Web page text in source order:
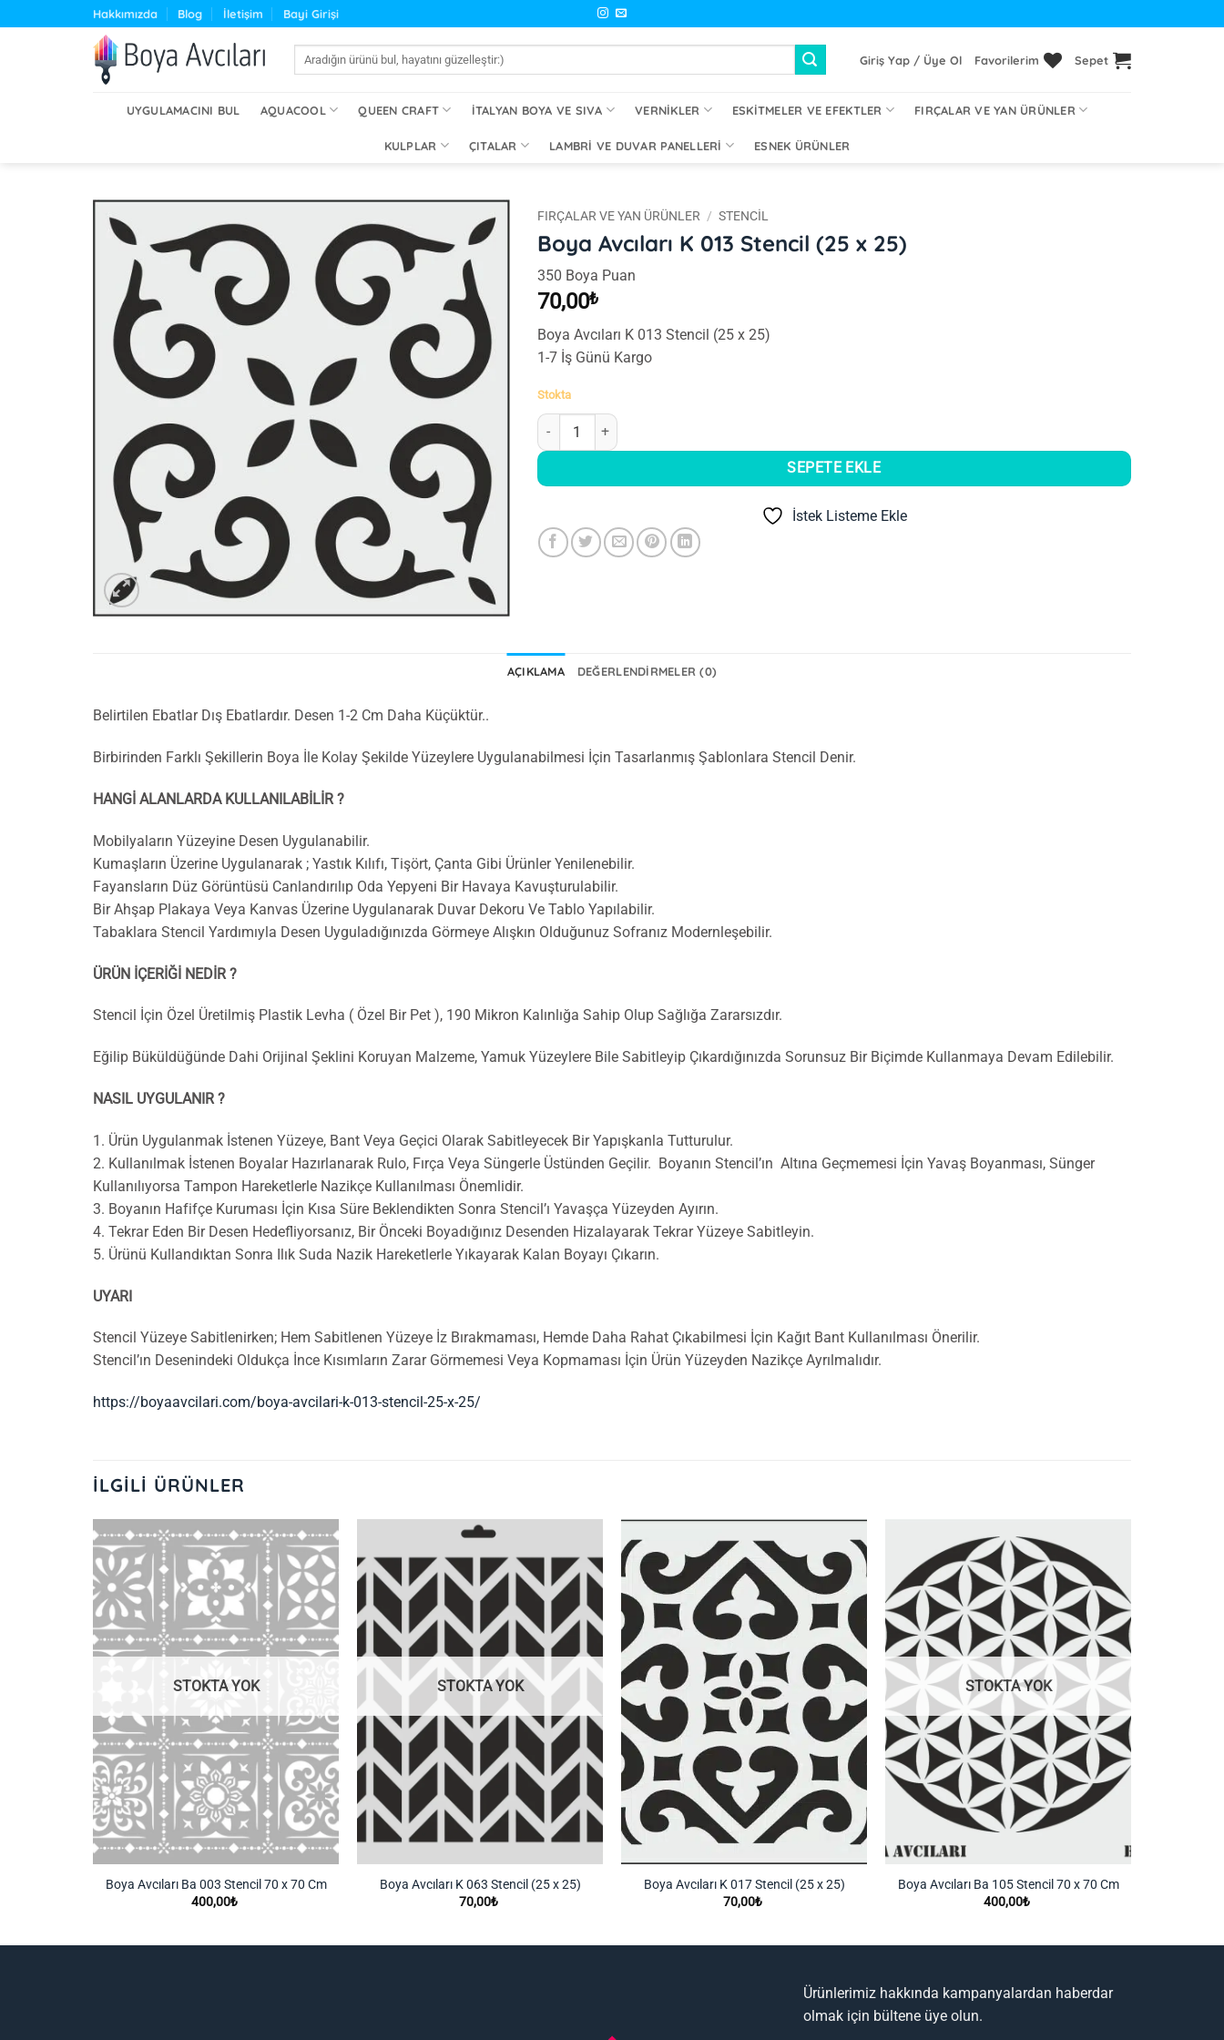
atla
Hakkımızda Blog İletişim Bayi Girişi
Giriş Yap / Üye Ol Favorilerim Sepet
UYGULAMACINI BUL AQUACOOL QUEEN CRAFT İTALYAN BOYA VE SIVA VERNIKLER ESKITMELER VE EFEKTLER FIRÇALAR VE YAN ÜRÜNLER
KULPLAR ÇITALAR LAMBRI VE DUVAR PANELLERI ESNEK ÜRÜNLER
İstek
Listeme
Ekle
FIRÇALAR VE YAN ÜRÜNLER / STENCIL
Boya Avcıları K 013 Stencil (25 x 25)
350 Boya Puan
70,00₺
Boya Avcıları K 013 Stencil (25 x 25)
1-7 İş Günü Kargo
Stokta
Boya Avcıları K 013 Stencil (25 x 25) adet
SEPETE EKLE
İstek Listeme Ekle
AÇIKLAMA DEĞERLENDIRMELER (0)
Belirtilen Ebatlar Dış Ebatlardır. Desen 1-2 Cm Daha Küçüktür..
Birbirinden Farklı Şekillerin Boya İle Kolay Şekilde Yüzeylere Uygulanabilmesi İçin Tasarlanmış Şablonlara Stencil Denir.
HANGİ ALANLARDA KULLANILABİLİR ?
Mobilyaların Yüzeyine Desen Uygulanabilir.
Kumaşların Üzerine Uygulanarak ; Yastık Kılıfı, Tişört, Çanta Gibi Ürünler Yenilenebilir.
Fayansların Düz Görüntüsü Canlandırılıp Oda Yepyeni Bir Havaya Kavuşturulabilir.
Bir Ahşap Plakaya Veya Kanvas Üzerine Uygulanarak Duvar Dekoru Ve Tablo Yapılabilir.
Tabaklara Stencil Yardımıyla Desen Uyguladığınızda Görmeye Alışkın Olduğunuz Sofranız Modernleşebilir.
ÜRÜN İÇERİĞİ NEDİR ?
Stencil İçin Özel Üretilmiş Plastik Levha ( Özel Bir Pet ), 190 Mikron Kalınlığa Sahip Olup Sağlığa Zararsızdır.
Eğilip Büküldüğünde Dahi Orijinal Şeklini Koruyan Malzeme, Yamuk Yüzeylere Bile Sabitleyip Çıkardığınızda Sorunsuz Bir Biçimde Kullanmaya Devam Edilebilir.
NASIL UYGULANIR ?
1. Ürün Uygulanmak İstenen Yüzeye, Bant Veya Geçici Olarak Sabitleyecek Bir Yapışkanla Tutturulur.
2. Kullanılmak İstenen Boyalar Hazırlanarak Rulo, Fırça Veya Süngerle Üstünden Geçilir. Boyanın Stencil’ın Altına Geçmemesi İçin Yavaş Boyanması, Sünger
Kullanılıyorsa Tampon Hareketlerle Nazikçe Kullanılması Önemlidir.
3. Boyanın Hafifçe Kuruması İçin Kısa Süre Beklendikten Sonra Stencil’ı Yavaşça Yüzeyden Ayırın.
4. Tekrar Eden Bir Desen Hedefliyorsanız, Bir Önceki Boyadığınız Desenden Hizalayarak Tekrar Yüzeye Sabitleyin.
5. Ürünü Kullandıktan Sonra Ilık Suda Nazik Hareketlerle Yıkayarak Kalan Boyayı Çıkarın.
UYARI
Stencil Yüzeye Sabitlenirken; Hem Sabitlenen Yüzeye İz Bırakmaması, Hemde Daha Rahat Çıkabilmesi İçin Kağıt Bant Kullanılması Önerilir.
Stencil’ın Desenindeki Oldukça İnce Kısımların Zarar Görmemesi Veya Kopmaması İçin Ürün Yüzeyden Nazikçe Ayrılmalıdır.
https://boyaavcilari.com/boya-avcilari-k-013-stencil-25-x-25/
İLGILI ÜRÜNLER
İstek
Listeme
Ekle
STOKTA YOK
Boya Avcıları Ba 003 Stencil 70 x 70 Cm
400,00₺
İstek
Listeme
Ekle
STOKTA YOK
Boya Avcıları K 063 Stencil (25 x 25)
70,00₺
İstek
Listeme
Ekle
Boya Avcıları K 017 Stencil (25 x 25)
70,00₺
İstek
Listeme
Ekle
STOKTA YOK
Boya Avcıları Ba 105 Stencil 70 x 70 Cm
400,00₺
Ürünlerimiz hakkında kampanyalardan haberdar
olmak için bültene üye olun.